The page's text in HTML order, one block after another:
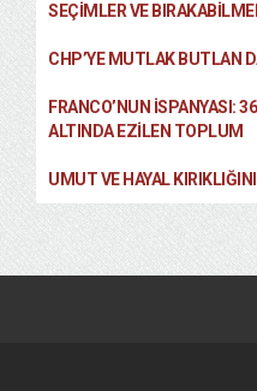
SEÇIMLER VE
CHP’YE MUTLAK BUTLAN
FRANCO’NUN İSPANYASI:
ALTINDA EZILEN TOPLUM
UMUT VE HAYAL